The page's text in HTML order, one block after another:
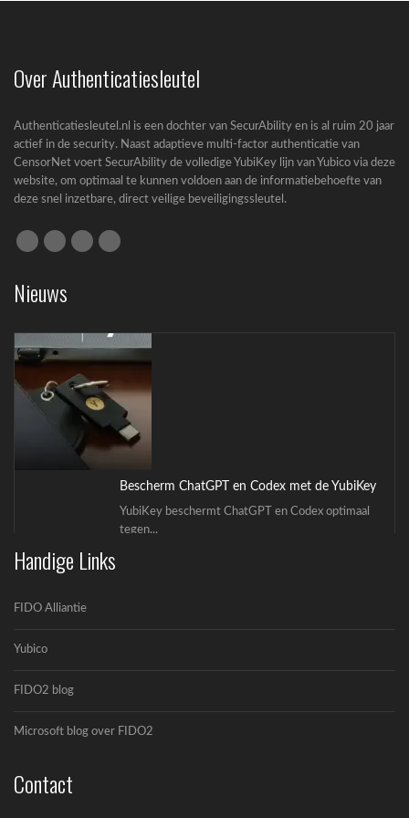
Over Authenticatiesleutel
Authenticatiesleutel.nl is een dochter van SecurAbility en is al ruim 20 jaar
actief in de security. Naast adaptieve multi-factor authenticatie van
CensorNet voert SecurAbility de volledige YubiKey lijn van Yubico via deze
website, om optimaal te kunnen voldoen aan de informatiebehoefte van
deze snel inzetbare, direct veilige beveiligingssleutel.
Nieuws
Cyberbeveiligingswet (CBW): wat betekent de
OpenAI en Yubico: De toekomst van veilige AI-
OpenAI en Yubico zijn een strategisch
niet kloppen)
Handige Links
FIDO Alliantie
Yubico
FIDO2 blog
Microsoft blog over FIDO2
Contact